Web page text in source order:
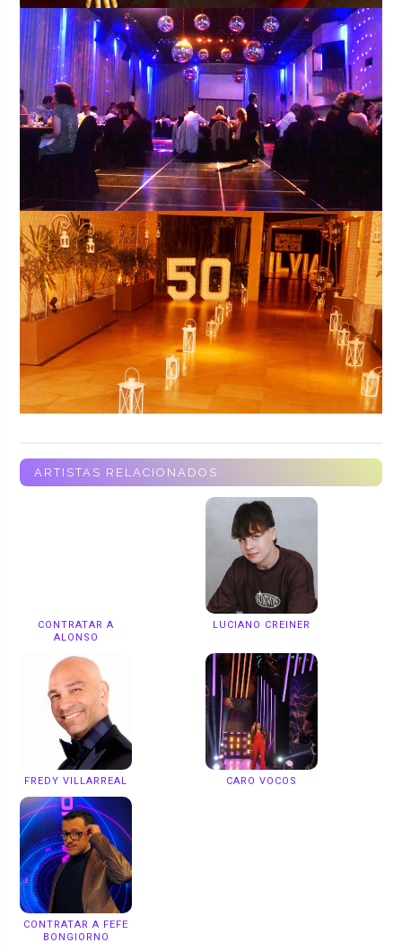
ARTISTAS RELACIONADOS
CONTRATAR A
ALONSO
LUCIANO CREINER
FREDY VILLARREAL CARO VOCOS
CONTRATAR A FEFE
BONGIORNO